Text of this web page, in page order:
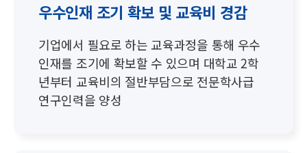
우수인재 조기 확보 및 교육비 경감
기업에서 필요로 하는 교육과정을 통해 우수
인재를 조기에 확보할 수 있으며 대학교 2학
년부터 교육비의 절반부담으로 전문학사급
연구인력을 양성